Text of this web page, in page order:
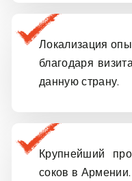
Локализация
благодаря
данную страну.
Крупнейший
соков в Армении.